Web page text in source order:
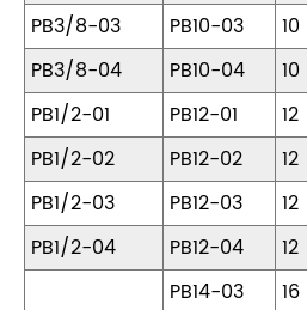
PB3/8-03
PB10-03 10
PB3/8-04
PB10-04 10
PB1/2-01
PB12-01 12
PB1/2-02
PB12-02 12
PB1/2-03
PB12-03 12
PB1/2-04
PB12-04 12
PB14-03
16